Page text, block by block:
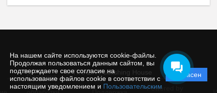
На нашем сайте используются cookie-файлы.
Продолжая пользоваться данным сайтом, вы
подтверждаете свое согласие на
использование файлов cookie в соответствии с
настоящим уведомлением и Пользовательским
Согласен
© TIRAZH Publishing House
Политика
защиты и
Powered by